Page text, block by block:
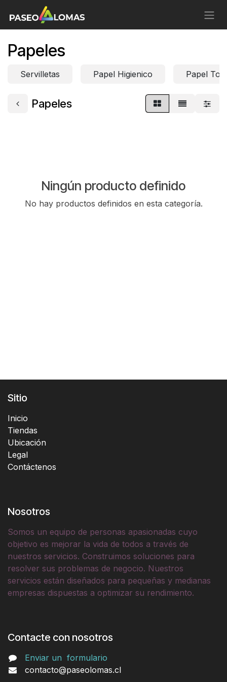
Ir al contenido
Papeles
Servilletas Papel Higienico Papel
Papeles
Ningún producto definido
No hay productos definidos en esta categoría.
Sitio
Inicio
Tiendas
Ubicación
Legal
Contáctenos
Nosotros
Somos un equipo de personas apasionadas cuyo
objetivo es mejorar la vida de todos a través de
nuestros servicios. Construimos soluciones para
resolver sus problemas de negocio. Nuestros
servicios están diseñados para pequeñas y medianas
empresas dispuestas a optimizar su rendimiento.
Contacte con nosotros
Enviar un formulario
contacto@paseolomas.cl